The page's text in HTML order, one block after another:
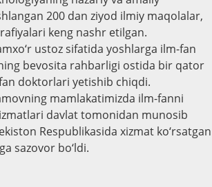
200 dan ziyod ilmiy maqolalar,
keng nashr etilgan.
ustoz sifatida yoshlarga ilm-fan
bevosita rahbarligi ostida bir qator
doktorlari yetishib chiqdi.
mamlakatimizda ilm-fanni
davlat tomonidan munosib
Respublikasida xizmat ko‘rsatgan
sazovor bo‘ldi.